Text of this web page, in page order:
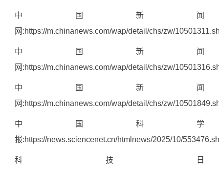
中国新闻
网:https://m.chinanews.com/wap/detail/chs/zw/
中国新闻
网:https://m.chinanews.com/wap/detail/chs/zw/
中国新闻
网:https://m.chinanews.com/wap/detail/chs/zw/
中国科学
报:https://news.sciencenet.cn/htmlnews/2025/10/
科技日